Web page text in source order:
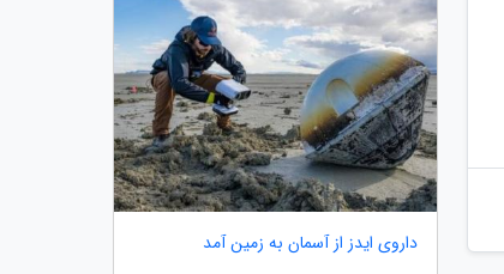
داروی ایدز از آسمان به زمین آمد